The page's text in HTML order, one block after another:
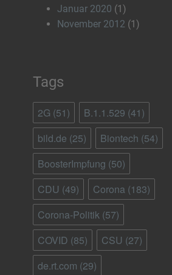
Januar 2020 (1)
November 2012 (1)
Tags
2G (51) B.1.1.529 (41)
bild.de (25) Biontech (54)
BoosterImpfung (50)
CDU (49) Corona (183)
Corona-Politik (57)
COVID (85) CSU (27)
de.rt.com (29)